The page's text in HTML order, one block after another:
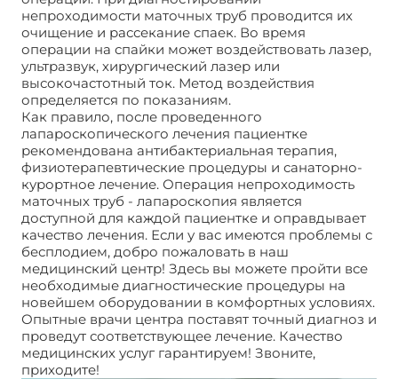
непроходимости маточных труб проводится их
очищение и рассекание спаек. Во время
операции на спайки может воздействовать лазер,
ультразвук, хирургический лазер или
высокочастотный ток. Метод воздействия
определяется по показаниям.
Как правило, после проведенного
лапароскопического лечения пациентке
рекомендована антибактериальная терапия,
физиотерапевтические процедуры и санаторно-
курортное лечение. Операция непроходимость
маточных труб - лапароскопия является
доступной для каждой пациентке и оправдывает
качество лечения. Если у вас имеются проблемы с
бесплодием, добро пожаловать в наш
медицинский центр! Здесь вы можете пройти все
необходимые диагностические процедуры на
новейшем оборудовании в комфортных условиях.
Опытные врачи центра поставят точный диагноз и
проведут соответствующее лечение. Качество
медицинских услуг гарантируем! Звоните,
приходите!